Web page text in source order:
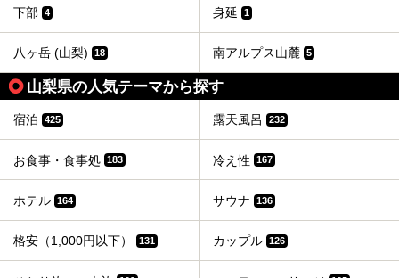
下部 4 身延 1
八ヶ岳 (山梨) 18 南アルプス山麓 5
山梨県の人気テーマから探す
宿泊 425 露天風呂 232
お食事・食事処 183 冷え性 167
ホテル 164 サウナ 136
格安（1,000円以下） 131 カップル 126